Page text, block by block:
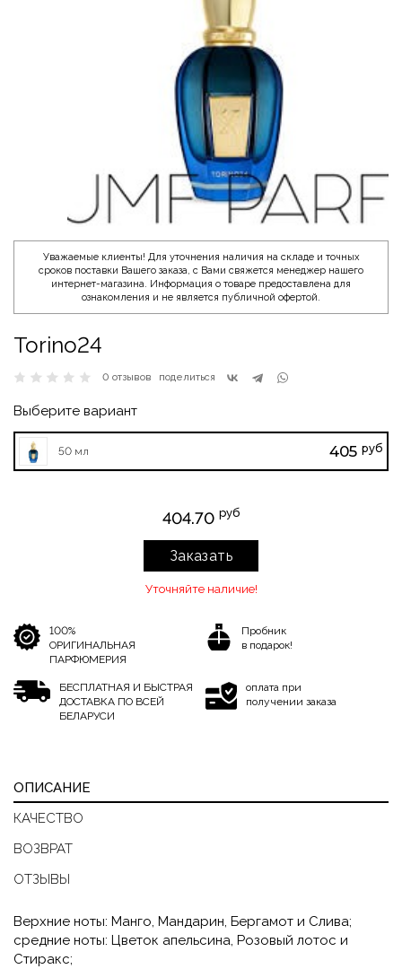
Уважаемые клиенты! Для уточнения наличия на складе и точных
сроков поставки Вашего заказа, с Вами свяжется менеджер нашего
интернет-магазина. Информация о товаре предоставлена для
ознакомления и не является публичной офертой.
Torino24
0 отзывов поделиться
Выберите вариант
50 мл 405 руб
404.70 руб
Заказать
Уточняйте наличие!
100%
ОРИГИНАЛЬНАЯ
ПАРФЮМЕРИЯ
Пробник
в подарок!
БЕСПЛАТНАЯ И БЫСТРАЯ
ДОСТАВКА ПО ВСЕЙ
БЕЛАРУСИ
оплата при
получении заказа
ОПИСАНИЕ
КАЧЕСТВО
ВОЗВРАТ
ОТЗЫВЫ
Верхние ноты: Манго, Мандарин, Бергамот и Слива;
средние ноты: Цветок апельсина, Розовый лотос и
Стиракс;